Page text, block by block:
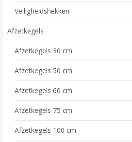
Veiligheidshekken
Afzetkegels
Afzetkegels 30 cm
Afzetkegels 50 cm
Afzetkegels 60 cm
Afzetkegels 75 cm
Afzetkegels 100 cm